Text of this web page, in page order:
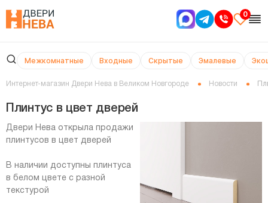
0
Межкомнатные Входные Скрытые Эмалевые
Интернет-магазин Двери Нева в Великом Новгороде Новости
Плинтус в цвет дверей
Двери Нева открыла продажи
плинтусов в цвет дверей
В наличии доступны плинтуса
в белом цвете с разной
текстурой